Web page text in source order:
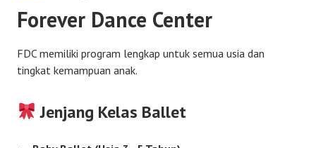
Forever Dance Center
FDC memiliki program lengkap untuk semua usia dan
tingkat kemampuan anak.
Jenjang Kelas Ballet